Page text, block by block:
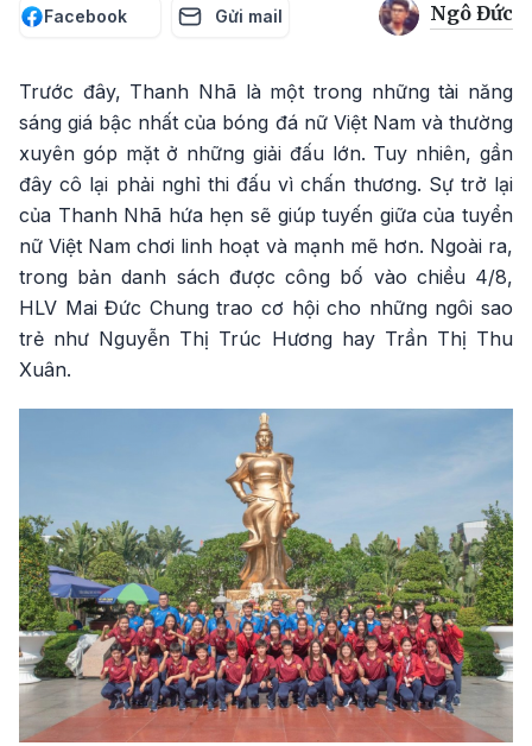
Facebook Gửi mail Ngô Đức
Trước đây, Thanh Nhã là một trong những tài năng
sáng giá bậc nhất của bóng đá nữ Việt Nam và thường
xuyên góp mặt ở những giải đấu lớn. Tuy nhiên, gần
đây cô lại phải nghỉ thi đấu vì chấn thương. Sự trở lại
của Thanh Nhã hứa hẹn sẽ giúp tuyến giữa của tuyển
nữ Việt Nam chơi linh hoạt và mạnh mẽ hơn. Ngoài ra,
trong bản danh sách được công bố vào chiều 4/8,
HLV Mai Đức Chung trao cơ hội cho những ngôi sao
trẻ như Nguyễn Thị Trúc Hương hay Trần Thị Thu
Xuân.